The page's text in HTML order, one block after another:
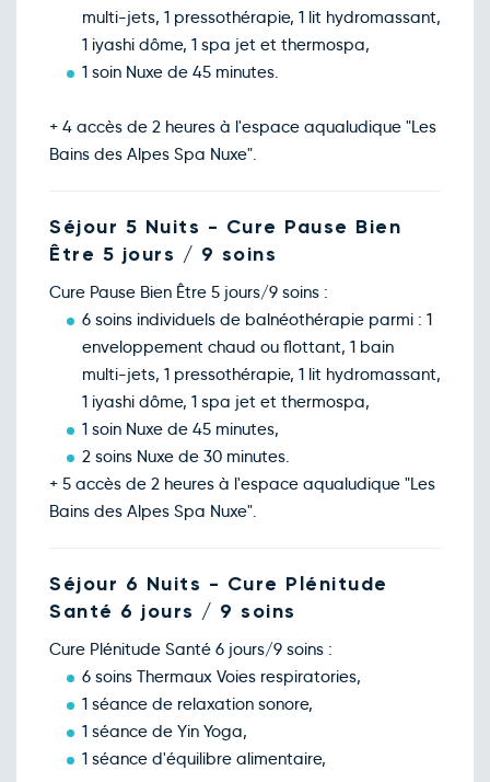
multi-jets, 1 pressothérapie, 1 lit hydromassant,
1 iyashi dôme, 1 spa jet et thermospa,
1 soin Nuxe de 45 minutes.
+ 4 accès de 2 heures à l'espace aqualudique "Les
Bains des Alpes Spa Nuxe".
Séjour 5 Nuits - Cure Pause Bien
Être 5 jours / 9 soins
Cure Pause Bien Être 5 jours/9 soins :
6 soins individuels de balnéothérapie parmi : 1
enveloppement chaud ou flottant, 1 bain
multi-jets, 1 pressothérapie, 1 lit hydromassant,
1 iyashi dôme, 1 spa jet et thermospa,
1 soin Nuxe de 45 minutes,
2 soins Nuxe de 30 minutes.
+ 5 accès de 2 heures à l'espace aqualudique "Les
Bains des Alpes Spa Nuxe".
Séjour 6 Nuits - Cure Plénitude
Santé 6 jours / 9 soins
Cure Plénitude Santé 6 jours/9 soins :
6 soins Thermaux Voies respiratories,
1 séance de relaxation sonore,
1 séance de Yin Yoga,
1 séance d'équilibre alimentaire,